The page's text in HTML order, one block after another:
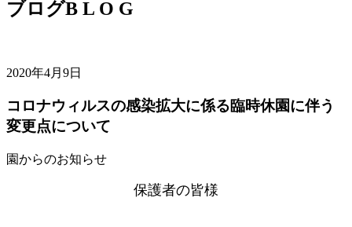
ブログB L O G
2020年4月9日
コロナウィルスの感染拡大に係る臨時休園に伴う
変更点について
園からのお知らせ
保護者の皆様